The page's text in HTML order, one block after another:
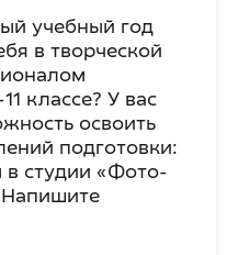
учебный год
в творческой
классе? У вас
освоить
подготовки:
в студии «Фото-